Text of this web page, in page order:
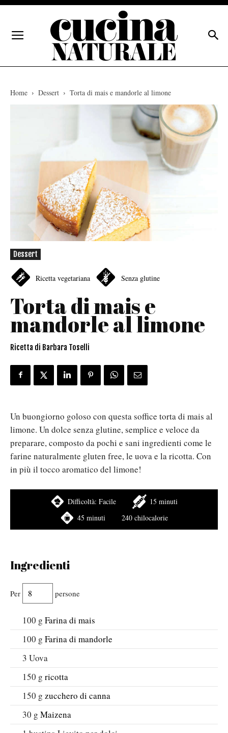
Home Dessert Torta di mais e mandorle al limone
Dessert
Ricetta vegetariana Senza glutine
Torta di mais e
mandorle al limone
Ricetta di Barbara Toselli
Un buongiorno goloso con questa soffice torta di mais al
limone. Un dolce senza glutine, semplice e veloce da
preparare, composto da pochi e sani ingredienti come le
farine naturalmente gluten free, le uova e la ricotta. Con
in più il tocco aromatico del limone!
Difficoltà: Facile
15 minuti
45 minuti
240 chilocalorie
Ingredienti
Per persone
100 g Farina di mais
100 g Farina di mandorle
3 Uova
150 g ricotta
150 g zucchero di canna
30 g Maizena